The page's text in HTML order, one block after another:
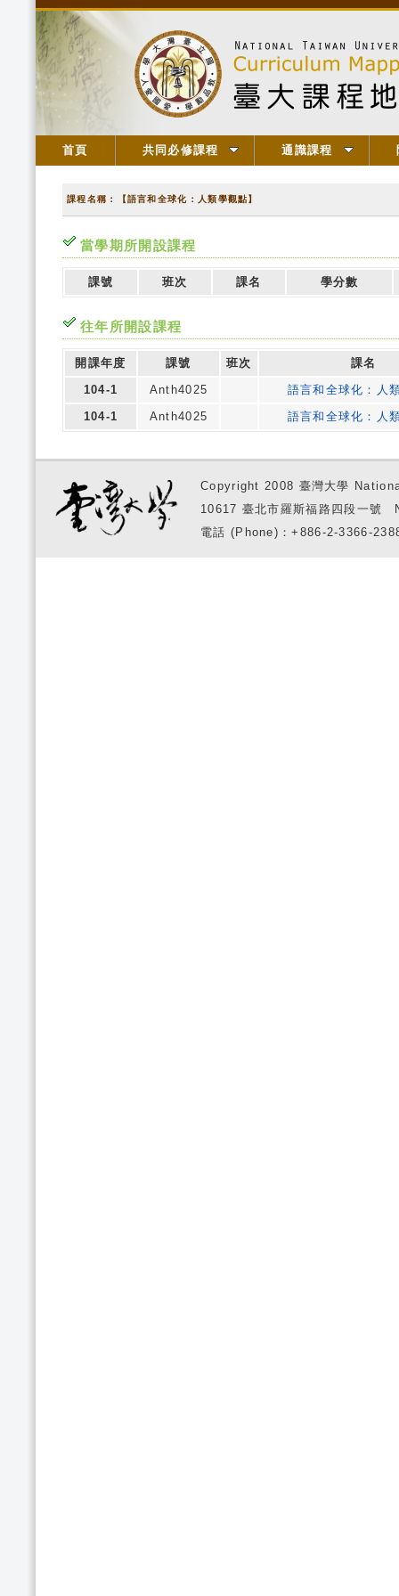
首頁 共同必修課程 通識課程
課程名稱：【語言和全球化：人類學觀點】
當學期所開設課程
課號 班次 課名 學分數
往年所開設課程
開課年度 課號 班次
課名
104-1
Anth4025
語言和全球化：人
104-1
Anth4025 語言和全球化：人
Copyright 2008 臺灣大學
10617 臺北市羅斯福路四段一
電話 (Phone)：+886-2-3366-